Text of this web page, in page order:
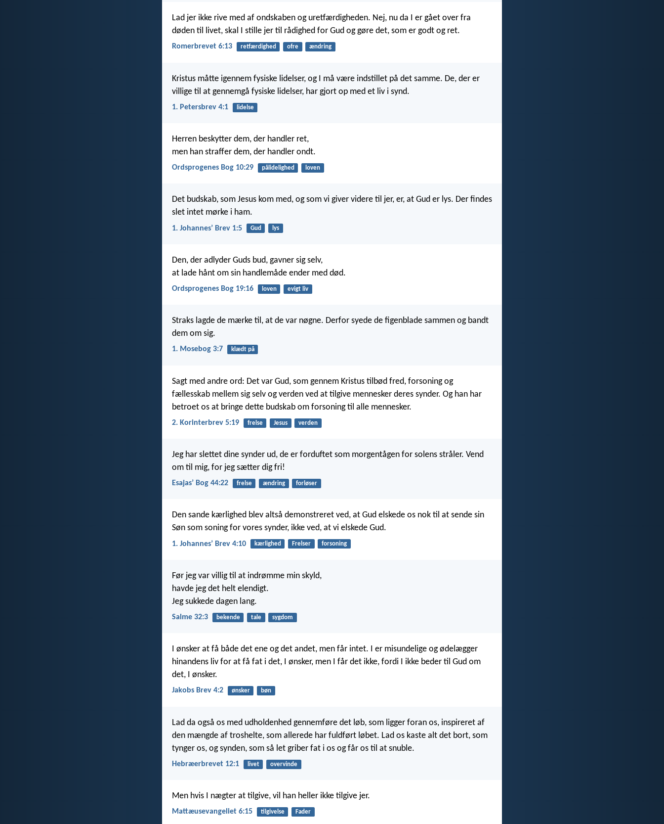
Lad jer ikke rive med af ondskaben og uretfærdigheden. Nej, nu da I er gået over fra
døden til livet, skal I stille jer til rådighed for Gud og gøre det, som er godt og ret.
Romerbrevet 6:13 retfærdighed ofre ændring
Kristus måtte igennem fysiske lidelser, og I må være indstillet på det samme. De, der er
villige til at gennemgå fysiske lidelser, har gjort op med et liv i synd.
1. Petersbrev 4:1 lidelse
Herren beskytter dem, der handler ret,
men han straffer dem, der handler ondt.
Ordsprogenes Bog 10:29 pålidelighed loven
Det budskab, som Jesus kom med, og som vi giver videre til jer, er, at Gud er lys. Der findes
slet intet mørke i ham.
1. Johannesʼ Brev 1:5 Gud lys
Den, der adlyder Guds bud, gavner sig selv,
at lade hånt om sin handlemåde ender med død.
Ordsprogenes Bog 19:16 loven evigt liv
Straks lagde de mærke til, at de var nøgne. Derfor syede de figenblade sammen og bandt
dem om sig.
1. Mosebog 3:7 klædt på
Sagt med andre ord: Det var Gud, som gennem Kristus tilbød fred, forsoning og
fællesskab mellem sig selv og verden ved at tilgive mennesker deres synder. Og han har
betroet os at bringe dette budskab om forsoning til alle mennesker.
2. Korinterbrev 5:19 frelse Jesus verden
Jeg har slettet dine synder ud, de er forduftet som morgentågen for solens stråler. Vend
om til mig, for jeg sætter dig fri!
Esajasʼ Bog 44:22 frelse ændring forløser
Den sande kærlighed blev altså demonstreret ved, at Gud elskede os nok til at sende sin
Søn som soning for vores synder, ikke ved, at vi elskede Gud.
1. Johannesʼ Brev 4:10 kærlighed Frelser forsoning
Før jeg var villig til at indrømme min skyld,
havde jeg det helt elendigt.
Jeg sukkede dagen lang.
Salme 32:3 bekende tale sygdom
I ønsker at få både det ene og det andet, men får intet. I er misundelige og ødelægger
hinandens liv for at få fat i det, I ønsker, men I får det ikke, fordi I ikke beder til Gud om
det, I ønsker.
Jakobs Brev 4:2 ønsker bøn
Lad da også os med udholdenhed gennemføre det løb, som ligger foran os, inspireret af
den mængde af troshelte, som allerede har fuldført løbet. Lad os kaste alt det bort, som
tynger os, og synden, som så let griber fat i os og får os til at snuble.
Hebræerbrevet 12:1 livet overvinde
Men hvis I nægter at tilgive, vil han heller ikke tilgive jer.
Mattæusevangeliet 6:15 tilgivelse Fader